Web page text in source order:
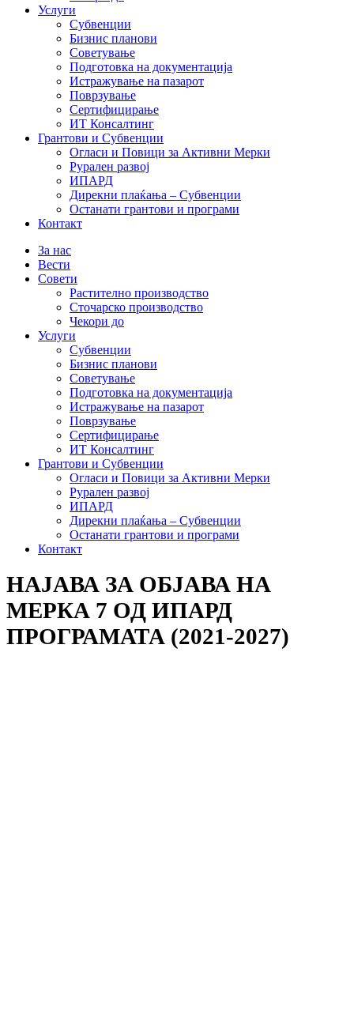
Услуги
Субвенции
Бизнис планови
Советување
Подготовка на документација
Истражување на пазарот
Поврзување
Сертифицирање
ИТ Консалтинг
Грантови и Субвенции
Огласи и Повици за Активни Мерки
Рурален развој
ИПАРД
Дирекни плаќања – Субвенции
Останати грантови и програми
Контакт
За нас
Вести
Совети
Растително производство
Сточарско производство
Чекори до
Услуги
Субвенции
Бизнис планови
Советување
Подготовка на документација
Истражување на пазарот
Поврзување
Сертифицирање
ИТ Консалтинг
Грантови и Субвенции
Огласи и Повици за Активни Мерки
Рурален развој
ИПАРД
Дирекни плаќања – Субвенции
Останати грантови и програми
Контакт
НАЈАВА ЗА ОБЈАВА НА
МЕРКА 7 ОД ИПАРД
ПРОГРАМАТА (2021-2027)